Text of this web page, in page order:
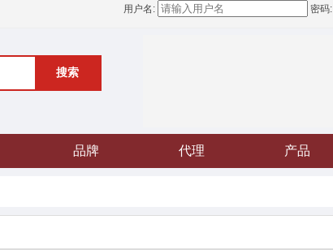
用户名: 密码:
搜索
品牌 代理 产品